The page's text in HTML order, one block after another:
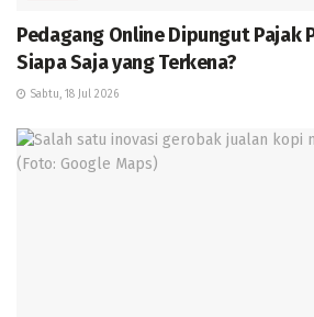
Pedagang Online Dipungut Pajak
Siapa Saja yang Terkena?
Sabtu, 18 Jul 2026